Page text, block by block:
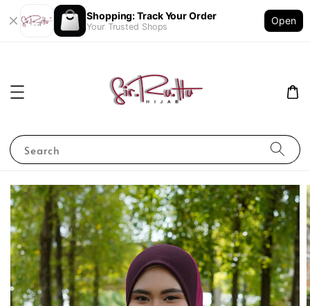
Shopping: Track Your Order
Your Trusted Shops
Open
Search